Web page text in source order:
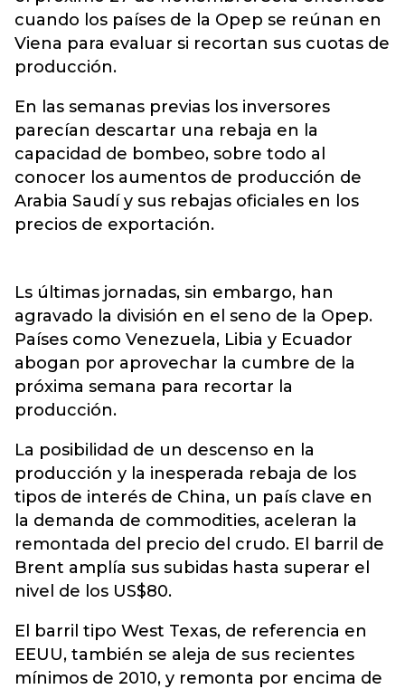
cuando los países de la Opep se reúnan en
Viena para evaluar si recortan sus cuotas de
producción.
En las semanas previas los inversores
parecían descartar una rebaja en la
capacidad de bombeo, sobre todo al
conocer los aumentos de producción de
Arabia Saudí y sus rebajas oficiales en los
precios de exportación.
Ls últimas jornadas, sin embargo, han
agravado la división en el seno de la Opep.
Países como Venezuela, Libia y Ecuador
abogan por aprovechar la cumbre de la
próxima semana para recortar la
producción.
La posibilidad de un descenso en la
producción y la inesperada rebaja de los
tipos de interés de China, un país clave en
la demanda de commodities, aceleran la
remontada del precio del crudo. El barril de
Brent amplía sus subidas hasta superar el
nivel de los US$80.
El barril tipo West Texas, de referencia en
EEUU, también se aleja de sus recientes
mínimos de 2010, y remonta por encima de